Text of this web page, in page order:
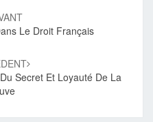
Le Droit Français
Secret Et Loyauté De La